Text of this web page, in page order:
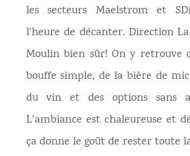
les secteurs Maelstrom et
l’heure de décanter. Direction
Moulin bien sûr! On y retrouve
bouffe simple, de la bière de
du vin et des options sans
L’ambiance est chaleureuse et
ça donne le goût de rester toute